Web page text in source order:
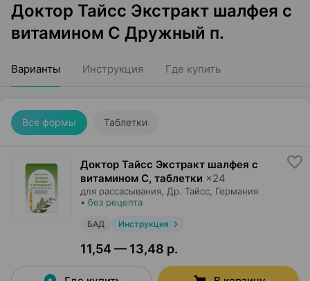
Доктор Тайсс Экстракт шалфея с
витамином С Дружный п.
Варианты Инструкция Где купить
Все формы Таблетки
Доктор Тайсс Экстракт шалфея с
витамином С, таблетки ×24
для рассасывания, Др. Тайсс , Германия
• без рецепта
БАД Инструкция
11,54 — 13,48 р.